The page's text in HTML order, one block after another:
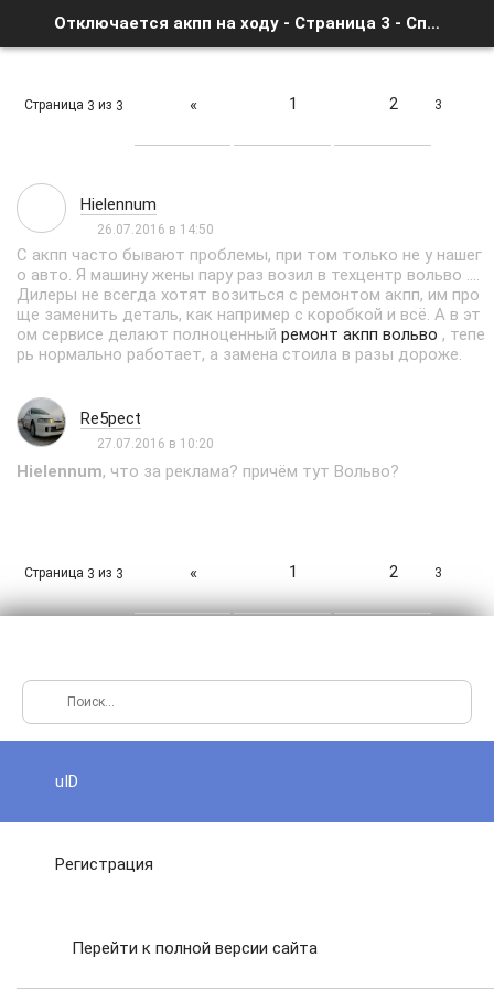
Отключается акпп на ходу - Страница 3 - Список форумов
Страница 3 из 3 « 1 2 3
Hielennum
26.07.2016 в 14:50
С акпп часто бывают проблемы, при том только не у нашег
о авто. Я машину жены пару раз возил в техцентр вольво ....
Дилеры не всегда хотят возиться с ремонтом акпп, им про
ще заменить деталь, как например с коробкой и всё. А в эт
ом сервисе делают полноценный ремонт акпп вольво , тепе
рь нормально работает, а замена стоила в разы дороже.
Re5pect
27.07.2016 в 10:20
Hielennum, что за реклама? причём тут Вольво?
Страница 3 из 3 « 1 2 3
uID
Регистрация
Перейти к полной версии сайта